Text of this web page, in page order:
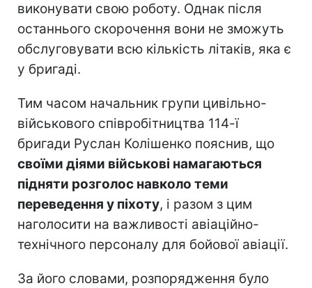
виконувати свою роботу. Однак після
останнього скорочення вони не зможуть
обслуговувати всю кількість літаків, яка є
у бригаді.
Тим часом начальник групи цивільно-
військового співробітництва 114-ї
бригади Руслан Колішенко пояснив, що
своїми діями військові намагаються
підняти розголос навколо теми
переведення у піхоту, і разом з цим
наголосити на важливості авіаційно-
технічного персоналу для бойової авіації.
За його словами, розпорядження було